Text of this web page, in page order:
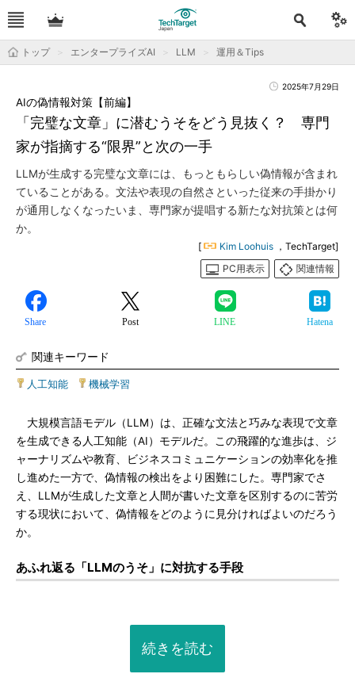
トップ エンタープライズAI LLM 運用＆Tips
2025年7月29日
「完璧な文章」に潜むうそをどう見抜く？ 専門
家が指摘する“限界”と次の一手
AIの偽情報対策【前編】
LLMが生成する完璧な文章には、もっともらしい偽情報が含まれ
ていることがある。文法や表現の自然さといった従来の手掛かり
が通用しなくなったいま、専門家が提唱する新たな対抗策とは何
か。
[ Kim Loohuis ，TechTarget]
PC用表示
関連情報
Share Post LINE Hatena
関連キーワード
人工知能 機械学習
大規模言語モデル（LLM）は、正確な文法と巧みな表現で文章
を生成できる人工知能（AI）モデルだ。この飛躍的な進歩は、ジ
ャーナリズムや教育、ビジネスコミュニケーションの効率化を推
し進めた一方で、偽情報の検出をより困難にした。専門家でさ
え、LLMが生成した文章と人間が書いた文章を区別するのに苦労
する現状において、偽情報をどのように見分ければよいのだろう
か。
あふれ返る「LLMのうそ」に対抗する手段
続きを読む